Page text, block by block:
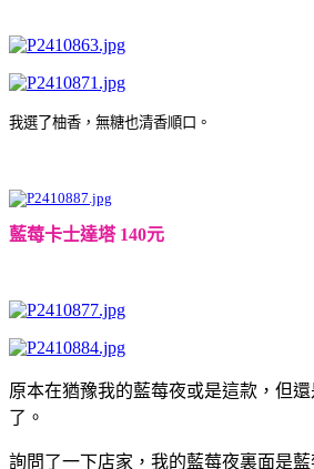
我選了柚香，無糖也清香順口。
藍莓卡士達塔 140元
原本在猶豫我的藍莓夜或是這款，但還
了。
詢問了一下店家，我的藍莓夜裏面是